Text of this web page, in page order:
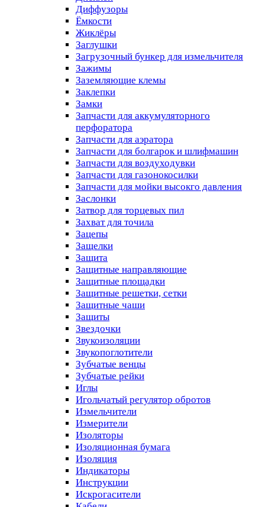
Диффузоры
Ёмкости
Жиклёры
Заглушки
Загрузочный бункер для измельчителя
Зажимы
Заземляющие клемы
Заклепки
Замки
Запчасти для аккумуляторного
перфоратора
Запчасти для аэратора
Запчасти для болгарок и шлифмашин
Запчасти для воздуходувки
Запчасти для газонокосилки
Запчасти для мойки высокго давления
Заслонки
Затвор для торцевых пил
Захват для точила
Зацепы
Защелки
Защита
Защитные направляющие
Защитные площадки
Защитные решетки, сетки
Защитные чаши
Защиты
Звездочки
Звукоизоляции
Звукопоглотители
Зубчатые венцы
Зубчатые рейки
Иглы
Игольчатый регулятор обротов
Измельчители
Измерители
Изоляторы
Изоляционная бумага
Изоляция
Индикаторы
Инструкции
Искрогасители